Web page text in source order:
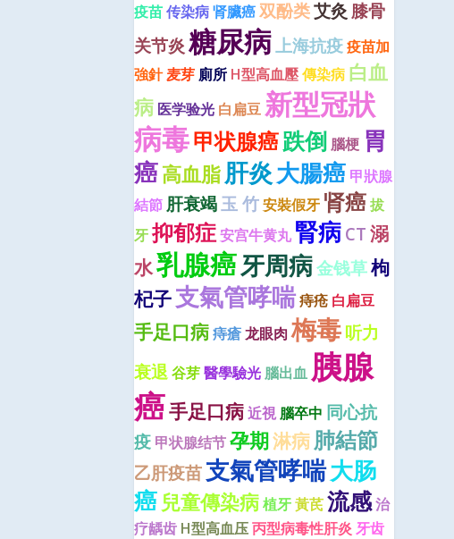
疫苗传染病肾臟癌双酚类艾灸 膝骨
关节炎 糖尿病上海抗疫疫苗加
強針麦芽 廁所 H型高血壓傳染病 白血
病 医学验光 白扁豆 新型冠狀
病毒甲状腺癌跌倒 腦梗 胃
癌高血脂肝炎大腸癌 甲狀腺
結節 肝衰竭玉 竹安裝假牙 肾癌拔
牙抑郁症安宫牛黄丸 腎病CT 溺
水乳腺癌牙周病金钱草枸
杞子支氣管哮喘痔疮 白扁豆
手足口病痔瘡龙眼肉 梅毒听力
衰退谷芽醫學驗光 腦出血 胰腺
癌手足口病近視 腦卒中 同心抗
疫 甲状腺结节孕期淋病肺結節
乙肝疫苗支氣管哮喘大肠
癌 兒童傳染病植牙黃芪流感治
疗龋齿 H型高血压丙型病毒性肝炎牙齿